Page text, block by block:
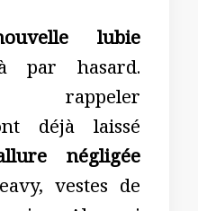
lubie
par hasard.
rappeler
déjà laissé
négligée
vestes de